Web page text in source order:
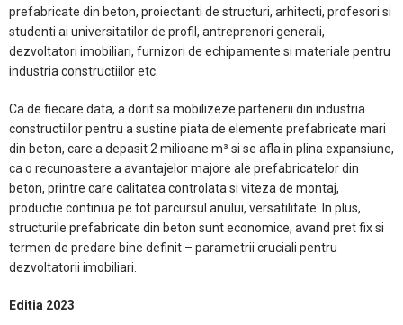
prefabricate din beton, proiectanti de structuri, arhitecti, profesori si
studenti ai universitatilor de profil, antreprenori generali,
dezvoltatori imobiliari, furnizori de echipamente si materiale pentru
industria constructiilor etc.
Ca de fiecare data, a dorit sa mobilizeze partenerii din industria
constructiilor pentru a sustine piata de elemente prefabricate mari
din beton, care a depasit 2 milioane m³ si se afla in plina expansiune,
ca o recunoastere a avantajelor majore ale prefabricatelor din
beton, printre care calitatea controlata si viteza de montaj,
productie continua pe tot parcursul anului, versatilitate. In plus,
structurile prefabricate din beton sunt economice, avand pret fix si
termen de predare bine definit – parametrii cruciali pentru
dezvoltatorii imobiliari.
Editia 2023